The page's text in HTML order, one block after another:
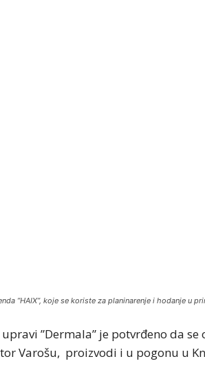
”HAIX”, koje se koriste za planinarenje i hodanje u
upravi ”Dermala” je potvrđeno da
Varošu, proizvodi i u pogonu u